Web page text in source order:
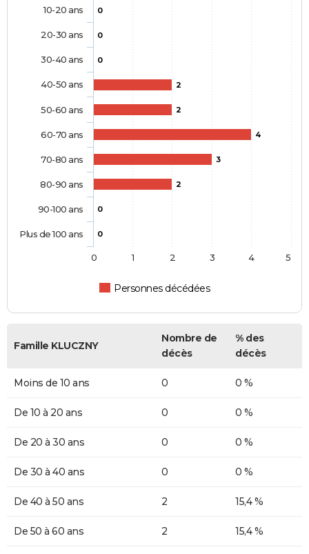
0
0
0
2
2
4
3
2
0
0
Personnes décédées
10-20 ans
20-30 ans
30-40 ans
40-50 ans
50-60 ans
60-70 ans
70-80 ans
80-90 ans
90-100 ans
Plus de 100 ans
0 1 2 3 4 5
Famille KLUCZNY
Nombre de
décès
% des
décès
Moins de 10 ans 0 0 %
De 10 à 20 ans 0 0 %
De 20 à 30 ans 0 0 %
De 30 à 40 ans 0 0 %
De 40 à 50 ans 2 15,4 %
De 50 à 60 ans 2 15,4 %